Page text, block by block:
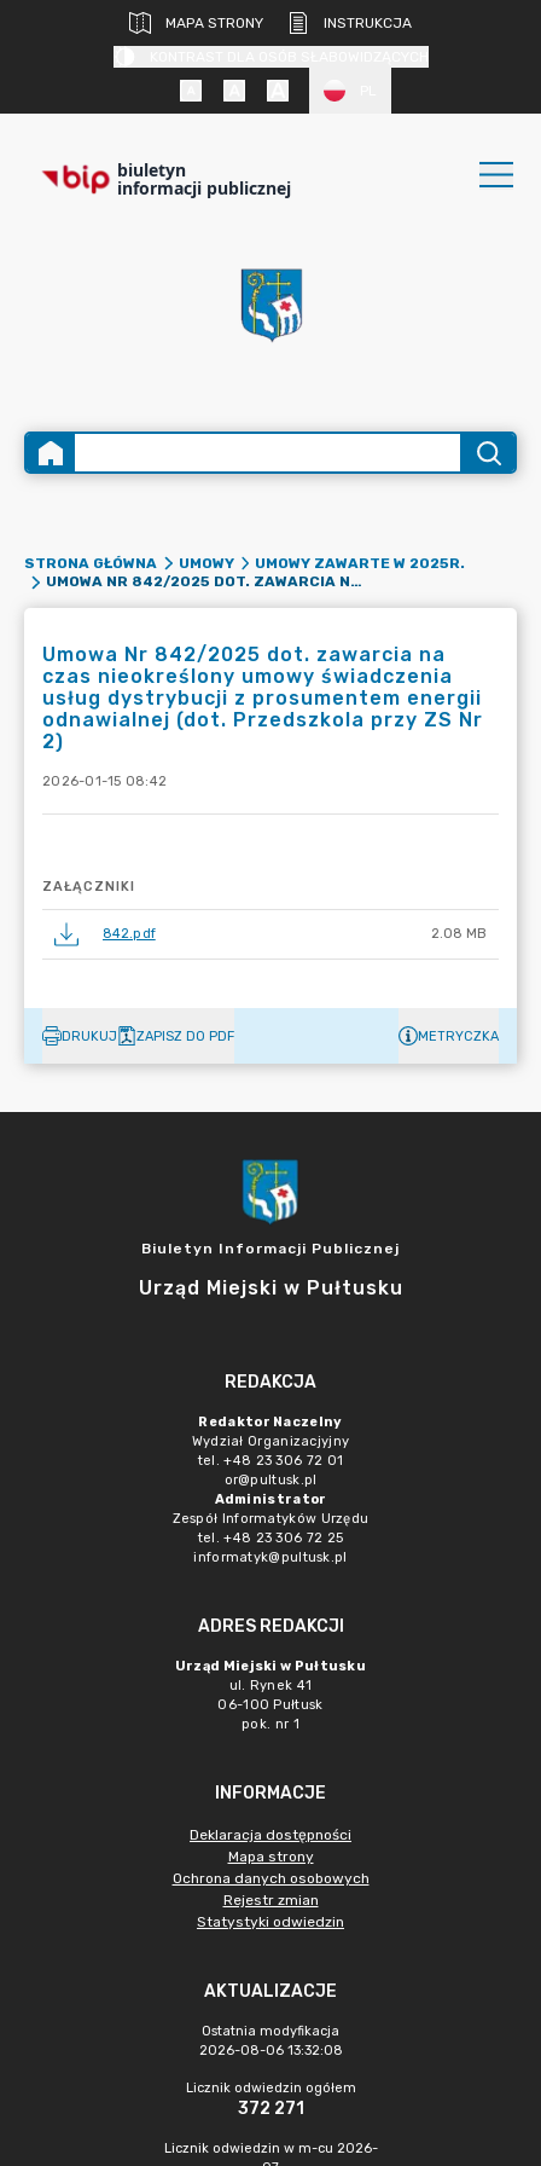
MAPA STRONY
INSTRUKCJA
biuletyn
informacji publicznej
STRONA GŁÓWNA UMOWY
UMOWY ZAWARTE W 2025R.
UMOWA NR 842/2025 DOT. ZAWARCIA NA CZAS NIEOKREŚLONY UMOWY ŚWIADCZENIA USŁUG DYSTRYBUCJI Z PROSUMENTEM ENERGII ODNAWIALNEJ (DOT. PRZEDSZKOLA PRZY ZS NR 2)
Umowa Nr 842/2025 dot. zawarcia na
czas nieokreślony umowy świadczenia
usług dystrybucji z prosumentem energii
odnawialnej (dot. Przedszkola przy ZS Nr
2)
2026-01-15 08:42
ZAŁĄCZNIKI
842.pdf 2.08 MB
DRUKUJ ZAPISZ DO PDF METRYCZKA
Biuletyn Informacji Publicznej
Urząd Miejski w Pułtusku
REDAKCJA
Redaktor Naczelny
Wydział Organizacjyjny
tel. +48 23 306 72 01
or@pultusk.pl
Administrator
Zespół Informatyków Urzędu
tel. +48 23 306 72 25
informatyk@pultusk.pl
ADRES REDAKCJI
Urząd Miejski w Pułtusku
ul. Rynek 41
06-100 Pułtusk
pok. nr 1
INFORMACJE
Deklaracja dostępności
Mapa strony
Ochrona danych osobowych
Rejestr zmian
Statystyki odwiedzin
AKTUALIZACJE
Ostatnia modyfikacja
2026-08-06 13:32:08
Licznik odwiedzin ogółem
372 271
Licznik odwiedzin w m-cu 2026-